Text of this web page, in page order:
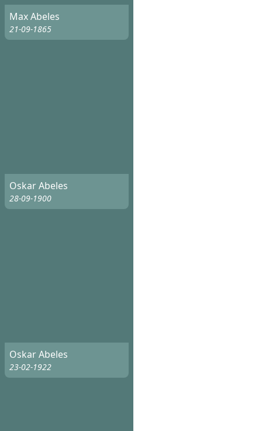
Max Abeles
21-09-1865
Oskar Abeles
28-09-1900
Oskar Abeles
23-02-1922